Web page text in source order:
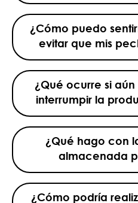
¿Cómo puedo
evitar que mis
¿Qué ocurre si
interrumpir la
¿Qué hago con
almacenada
¿Cómo podría